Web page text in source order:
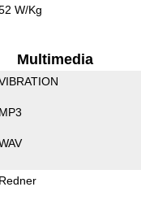
W/Kg
Multimedia
MP3
Redner